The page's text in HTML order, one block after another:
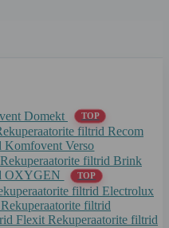
Domekt
TOP
filtrid Recom
Komfovent Verso
Rekuperaatorite filtrid Brink
OXYGEN TOP
filtrid Electrolux
Rekuperaatorite filtrid
Flexit Rekuperaatorite filtrid